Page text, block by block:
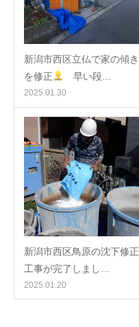
新潟市西区立仏で家の傾き
を修正
早い段…
2025.01.30
新潟市西区鳥原の沈下修正
工事が完了しまし…
2025.01.20